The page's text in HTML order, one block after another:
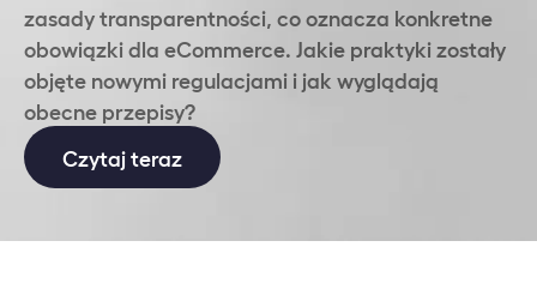
zasady transparentności, co oznacza konkretne
obowiązki dla eCommerce. Jakie praktyki zostały
objęte nowymi regulacjami i jak wyglądają
obecne przepisy?
Czytaj teraz